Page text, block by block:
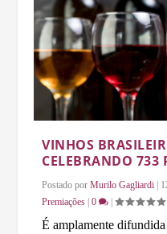
VINHOS
CELEBRANDO 733
Postado porMurilo Gagliardi
Premiações |0 |
É amplamente